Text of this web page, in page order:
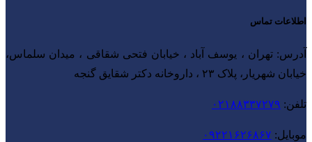
اطلاعات تماس
آدرس: تهران ، یوسف آباد ، خیابان فتحی شقاقی ، میدان سلماس،
خیابان شهریار، پلاک ۲۳ ، داروخانه دکتر شقایق گنجه
تلفن: ۰۲۱۸۸۳۳۷۲۷۹
موبایل: ۰۹۲۲۱۶۲۶۸۶۷